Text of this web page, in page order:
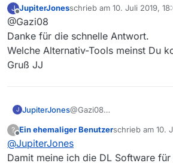
Build 1.8.0_211-b12
finden.
Gibt es da derzeit ein
J
Offline
JupiterJonesschrieb am 10. Juli 2019,
zuletzt editiert von
@Gazi08
Danke für die schnelle Antwort.
Welche Alternativ-Tools meinst Du
Gruß JJ
J JupiterJones@Gazi08
Welche Alternativ-Tools
Gruß JJ
?
Offline
Ein ehemaliger Benutzerschrieb am 10.
zuletzt editiert
@JupiterJones
Damit meine ich die DL Software